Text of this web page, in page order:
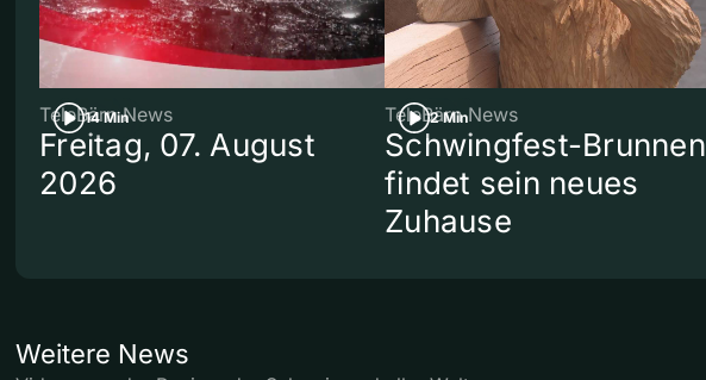
14 Min
TeleBärn News
Freitag, 07. August
2026
2 Min
TeleBärn News
Schwingfest-Brunnen
findet sein neues
Zuhause
Weitere News